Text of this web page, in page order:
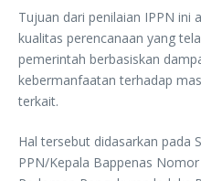
Tujuan dari penilaian IPPN ini
kualitas perencanaan yang
pemerintah berbasiskan
kebermanfaatan terhadap
terkait.
Hal tersebut didasarkan pada
PPN/Kepala Bappenas